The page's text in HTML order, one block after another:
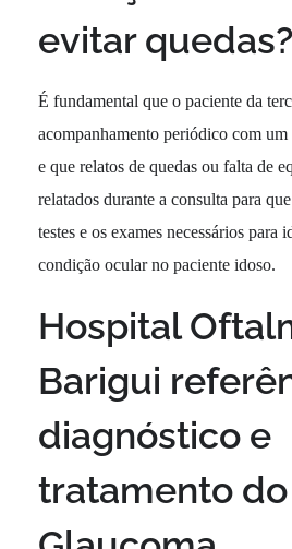
evitar quedas?
É fundamental que o paciente da
acompanhamento periódico com
e que relatos de quedas ou falta de
relatados durante a consulta para
testes e os exames necessários para
condição ocular no paciente idoso.
Hospital
Barigui
diagnóstico e
tratamento do